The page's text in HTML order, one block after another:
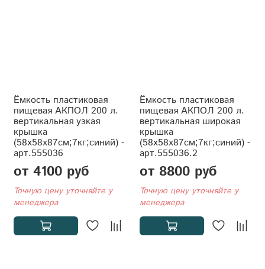
Ёмкость пластиковая
пищевая АКПОЛ 200 л.
вертикальная узкая
крышка
(58x58x87см;7кг;синий) -
арт.555036
от 4100 руб
Точную цену уточняйте у
менеджера
Ёмкость пластиковая
пищевая АКПОЛ 200 л.
вертикальная широкая
крышка
(58x58x87см;7кг;синий) -
арт.555036.2
от 8800 руб
Точную цену уточняйте у
менеджера